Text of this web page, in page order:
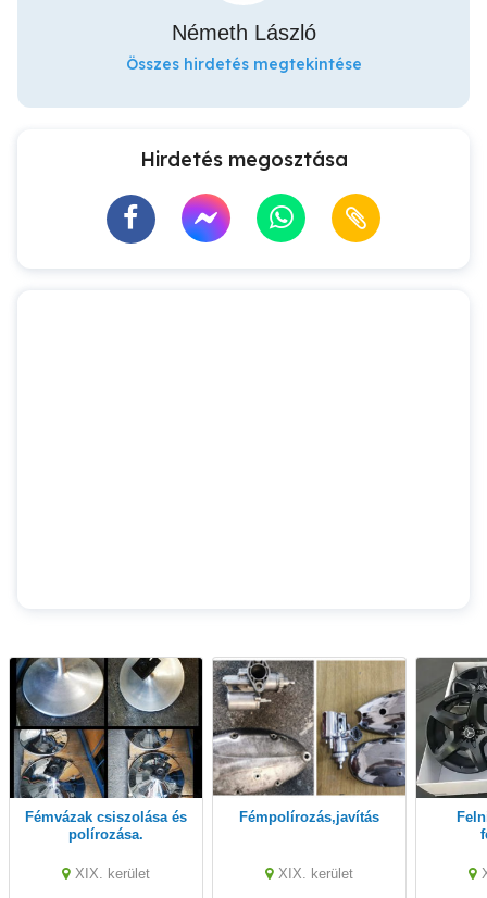
Németh László
Összes hirdetés megtekintése
Hirdetés megosztása
Fémvázak csiszolása és
polírozása.
XIX. kerület
Fémpolírozás,javítás
XIX. kerület
Felnik teljeskörű